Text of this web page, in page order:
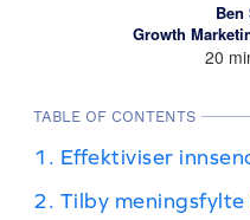
Ben
Growth
20
TABLE OF CONTENTS
1. Effektiviser
2. Tilby